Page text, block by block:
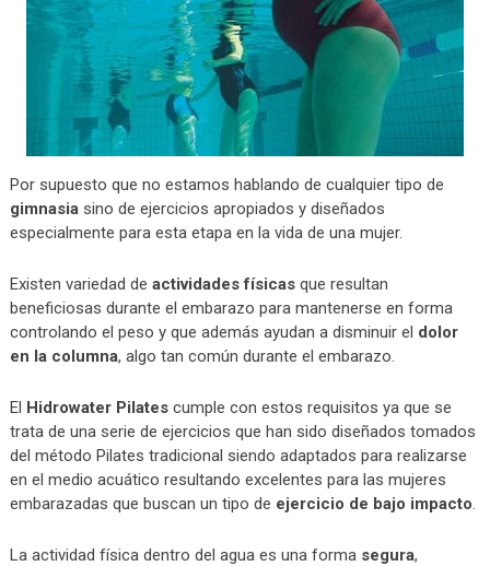
Por supuesto que no estamos hablando de cualquier tipo de
gimnasia sino de ejercicios apropiados y diseñados
especialmente para esta etapa en la vida de una mujer.
Existen variedad de actividades físicasque resultan
beneficiosas durante el embarazo para mantenerse en forma
controlando el peso y que además ayudan a disminuir el dolor
en la columna, algo tan común durante el embarazo.
El Hidrowater Pilatescumple con estos requisitos ya que se
trata de una serie de ejercicios que han sido diseñados tomados
del método Pilates tradicional siendo adaptados para realizarse
en el medio acuático resultando excelentes para las mujeres
embarazadas que buscan un tipo de ejercicio de bajo impacto.
La actividad física dentro del agua es una forma segura,